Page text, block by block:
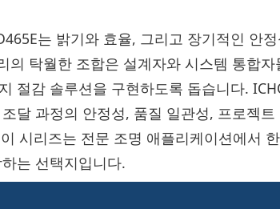
는 밝기와 효율, 그리고 장기적인 안
의 탁월한 조합은 설계자와 시스템 통합
절감 솔루션을 구현하도록 돕습니다.
달 과정의 안정성, 품질 일관성, 프로젝
시리즈는 전문 조명 애플리케이션에서
는 선택지입니다.